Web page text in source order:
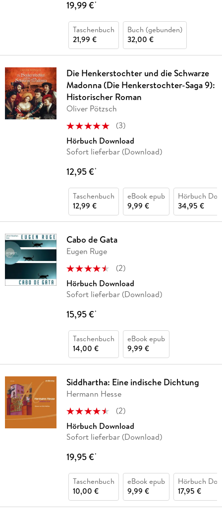
19,99 €*
Taschenbuch
21,99 €
Buch (gebunden)
32,00 €
Die Henkerstochter und die Schwarze
Madonna (Die Henkerstochter-Saga 9):
Historischer Roman
Oliver Pötzsch
(3)
Hörbuch Download
Sofort lieferbar (Download)
12,95 €*
Taschenbuch
12,99 €
eBook epub
9,99 €
Hörbuch
34,95 €
Cabo de Gata
Eugen Ruge
(2)
Hörbuch Download
Sofort lieferbar (Download)
15,95 €*
Taschenbuch
14,00 €
eBook epub
9,99 €
Siddhartha: Eine indische Dichtung
Hermann Hesse
(2)
Hörbuch Download
Sofort lieferbar (Download)
19,95 €*
Taschenbuch
10,00 €
eBook epub
9,99 €
Hörbuch
17,95 €